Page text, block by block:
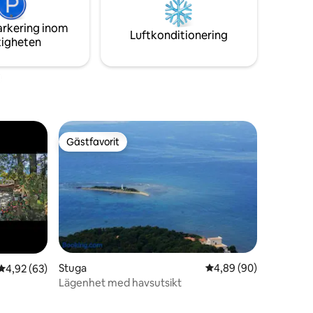
inom
Luftkonditionering
av 5 i genomsnittligt betyg, 63 omdömen
4,92 (63)
Gästfavorit
Gästfavorit
Stuga 4,89 av 5 i
4,89 (90)
Lägenhet med havsutsikt